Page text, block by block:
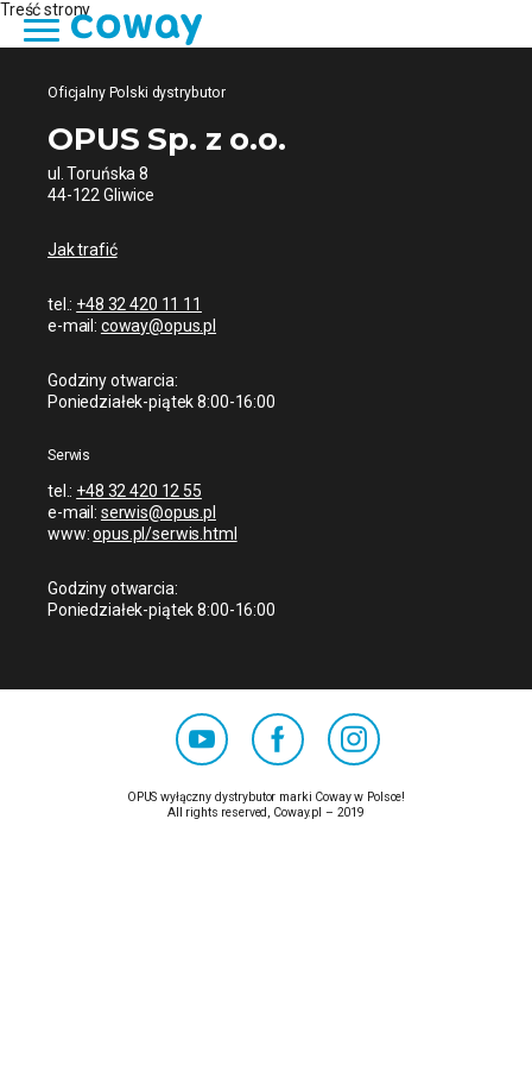
Treść strony
Oficjalny Polski dystrybutor
OPUS Sp. z o.o.
ul. Toruńska 8
44-122 Gliwice
Jak trafić
tel.: +48 32 420 11 11
e-mail: coway@opus.pl
Godziny otwarcia:
Poniedziałek-piątek 8:00-16:00
Serwis
tel.: +48 32 420 12 55
e-mail: serwis@opus.pl
www:opus.pl/serwis.html
Godziny otwarcia:
Poniedziałek-piątek 8:00-16:00
OPUS wyłączny dystrybutor marki Coway w Polsce!
All rights reserved, Coway.pl – 2019